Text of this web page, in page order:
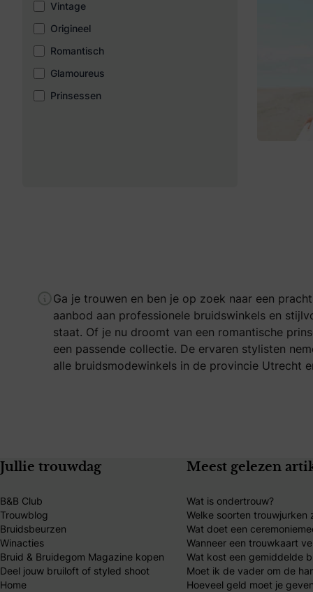
Vintage
Origineel
Romantisch
Glamoureus
Prinsessen
Ga je trouwen en ben je op zoek naar een
aanbod aan professionele bruidswinkels en
staat. Of je nu droomt van een romantische
een passende collectie. De ervaren stylisten
alle bruidsmodewinkels in de provincie Utrecht
Jullie trouwdag
B&B Club
Trouwblog
Bruidsbeurzen
Winacties
Bruid & Bruidegom Magazine kopen
Deel jouw bruiloft of styled shoot
Home
Meest gelezen
Wat is ondertrouw?
Welke soorten trouwjurken
Wat doet een
Wanneer een trouwkaart
Wat kost een gemiddelde
Moet ik de vader om de
Hoeveel geld moet je